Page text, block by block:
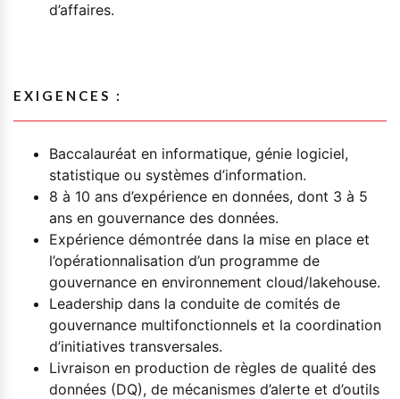
d’affaires.
EXIGENCES :
Baccalauréat en informatique, génie logiciel,
statistique ou systèmes d’information.
8 à 10 ans d’expérience en données, dont 3 à 5
ans en gouvernance des données.
Expérience démontrée dans la mise en place et
l’opérationnalisation d’un programme de
gouvernance en environnement cloud/lakehouse.
Leadership dans la conduite de comités de
gouvernance multifonctionnels et la coordination
d’initiatives transversales.
Livraison en production de règles de qualité des
données (DQ), de mécanismes d’alerte et d’outils